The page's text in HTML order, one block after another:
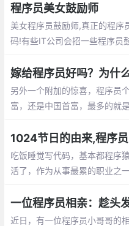
担心以后的出路了。那么未来大
出路在哪呢？
程序员美女鼓励师
美女程序员鼓励师,真正的程序
码!有些IT公司会招一些程序员
程序员鼓励师的作用，她们总
员们的肾上腺素分泌。
嫁给程序员好吗？为什
另外一个附加的惊喜，程序员
富，还是中国首富，最多的就
序员收入稳定，生活安逸，属
吃饭睡觉写代码，基本都程序
活了，作为从事最累的职业之
序员致敬，向自己致敬，向未
近日，有一位程序员小哥哥的